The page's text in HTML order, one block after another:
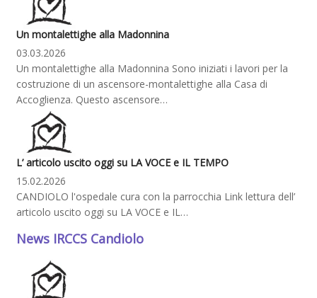
Un montalettighe alla Madonnina
03.03.2026
Un montalettighe alla Madonnina Sono iniziati i lavori per la
costruzione di un ascensore-montalettighe alla Casa di
Accoglienza. Questo ascensore…
L’ articolo uscito oggi su LA VOCE e IL TEMPO
15.02.2026
CANDIOLO l'ospedale cura con la parrocchia Link lettura dell’
articolo uscito oggi su LA VOCE e IL…
News IRCCS Candiolo